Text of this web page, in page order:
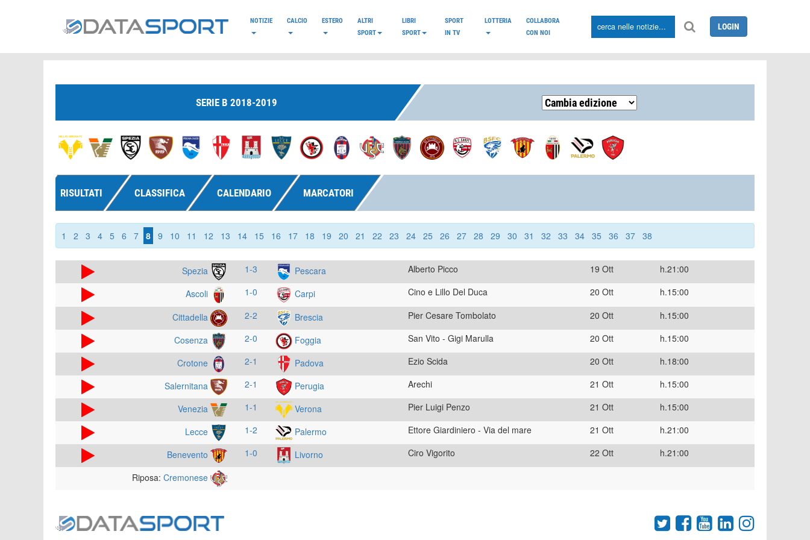
NOTIZIE CALCIO ESTERO
ALTRI
SPORT
LIBRI
SPORT
SPORT
IN TV
LOTTERIA
COLLABORA
CON NOI
LOGIN
SERIE B 2018-2019
RISULTATI CLASSIFICA CALENDARIO MARCATORI
1 2 3 4 5 6 7 8 9 10 11 12 13 14 15 16 17 18 19 20 21 22 23 24 25 26 27 28 29 30 31 32 33 34 35 36 37 38
Spezia 1-3 Pescara Alberto Picco 19 Ott h.21:00
Ascoli 1-0 Carpi Cino e Lillo Del Duca 20 Ott h.15:00
Cittadella 2-2 Brescia Pier Cesare Tombolato 20 Ott h.15:00
Cosenza 2-0 Foggia San Vito - Gigi Marulla 20 Ott h.15:00
Crotone 2-1 Padova Ezio Scida 20 Ott h.18:00
Salernitana 2-1 Perugia Arechi 21 Ott h.15:00
Venezia 1-1 Verona Pier Luigi Penzo 21 Ott h.15:00
Lecce 1-2 Palermo Ettore Giardiniero - Via del mare 21 Ott h.21:00
Benevento 1-0 Livorno Ciro Vigorito 22 Ott h.21:00
Riposa: Cremonese